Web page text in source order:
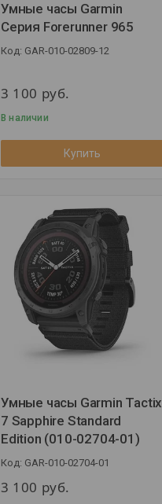
Умные часы Garmin
Серия Forerunner 965
GAR-010-02809-12
3 100 руб.
В наличии
Купить
Умные часы Garmin Tactix
7 Sapphire Standard
Edition (010-02704-01)
GAR-010-02704-01
3 100 руб.